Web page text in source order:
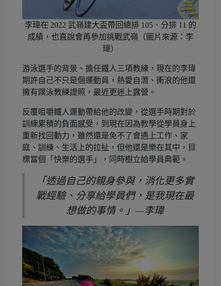
李瑋在 2022 武嶺建大盃帶回總排 105、分排 11 的
成績，也直說會再參加挑戰武嶺（圖片來源：李
瑋）
游泳選手的背景、擔任鐵人三項教練，現在的李瑋
期許自己不只是個運動員，熱愛自潛、衝浪的他還
擁有蹼泳教練證照，最近更迷上露營。
反覆咀嚼鐵人運動帶給他的改變，從選手時期對於
訓練累積的負面感受，到現在因為教學從學員身上
重新找回動力，雖然還是免不了會遇上工作、家
庭、訓練、生活上的拉扯，但他還是樂在其中，目
標當個「快樂的選手」，同時樹立給學員典範。
「透過自己的親身參與，消化更多實
戰經驗、分享給學員們，是我現在最
想做的事情。」—李瑋